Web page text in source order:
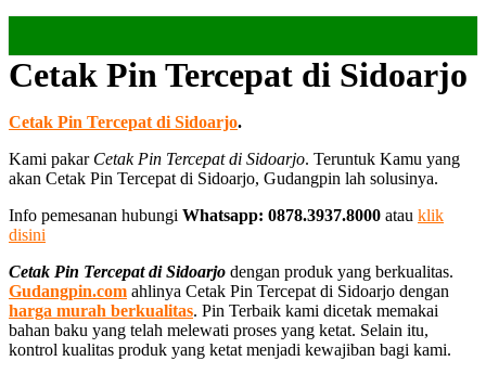
Cetak Pin Tercepat di Sidoarjo
Cetak Pin Tercepat di Sidoarjo.
Kami pakar Cetak Pin Tercepat di Sidoarjo. Teruntuk Kamu yang
akan Cetak Pin Tercepat di Sidoarjo, Gudangpin lah solusinya.
Info pemesanan hubungi Whatsapp: 0878.3937.8000 atau klik
disini
Cetak Pin Tercepat di Sidoarjo dengan produk yang berkualitas.
Gudangpin.com ahlinya Cetak Pin Tercepat di Sidoarjo dengan
harga murah berkualitas. Pin Terbaik kami dicetak memakai
bahan baku yang telah melewati proses yang ketat. Selain itu,
kontrol kualitas produk yang ketat menjadi kewajiban bagi kami.